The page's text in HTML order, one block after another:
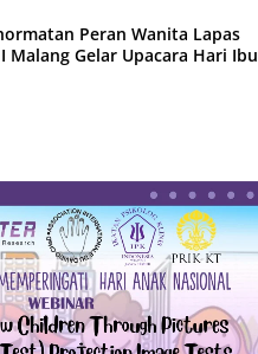
Peran Wanita Lapas
Malang Gelar Upacara Hari Ibu